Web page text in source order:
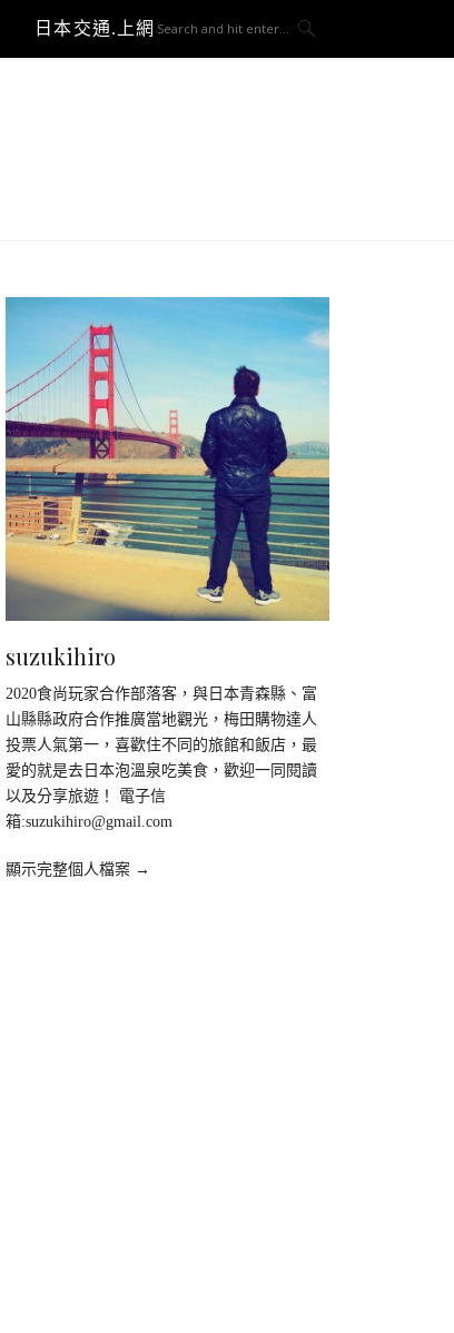
日本交通.上網與3C開箱
suzukihiro
2020食尚玩家合作部落客，與日本青森縣、富
山縣縣政府合作推廣當地觀光，梅田購物達人
投票人氣第一，喜歡住不同的旅館和飯店，最
愛的就是去日本泡溫泉吃美食，歡迎一同閱讀
以及分享旅遊！ 電子信
箱:suzukihiro@gmail.com
顯示完整個人檔案 →